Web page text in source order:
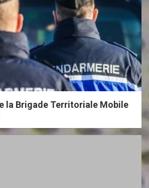
la Brigade Territoriale Mobile